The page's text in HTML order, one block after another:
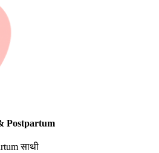
Postpartum
साथी